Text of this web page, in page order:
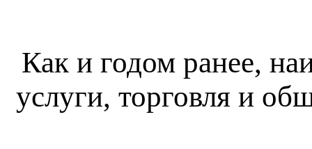
Как и годом ранее,
услуги, торговля и